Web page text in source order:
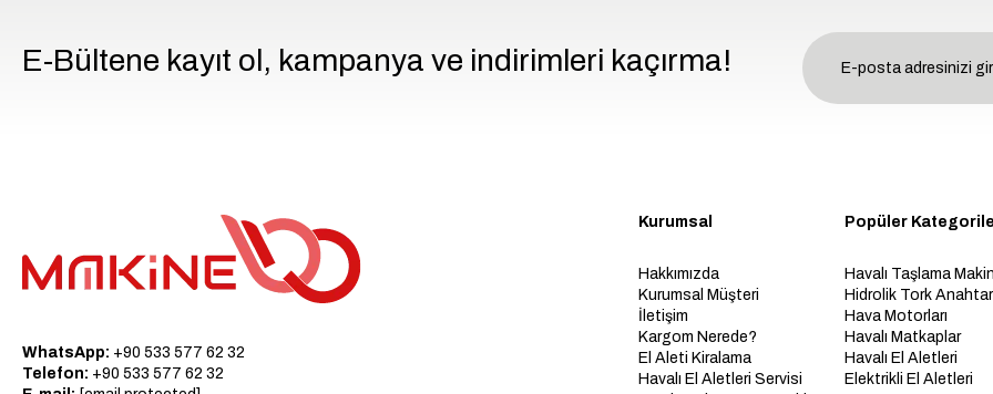
E-Bültene kayıt ol, kampanya ve indirimleri kaçırma!
WhatsApp: +90 533 577 62 32
Telefon: +90 533 577 62 32
Kurumsal
Hakkımızda
Kurumsal Müşteri
İletişim
Kargom Nerede?
El Aleti Kiralama
Havalı El Aletleri Servisi
Popüler
Havalı Taşlama
Hidrolik Tork
Hava Motorları
Havalı Matkaplar
Havalı El Aletleri
Elektrikli El Aletleri